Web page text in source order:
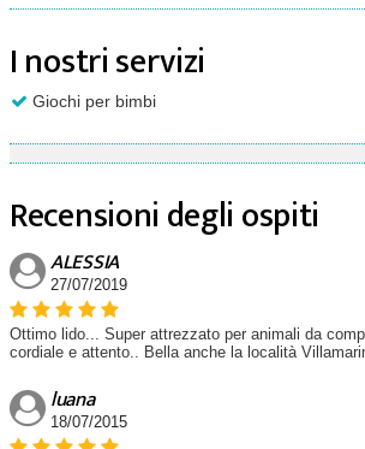
I nostri servizi
Giochi per bimbi
Recensioni degli ospiti
ALESSIA
27/07/2019
Ottimo lido... Super attrezzato per animali da
cordiale e attento.. Bella anche la località
luana
18/07/2015